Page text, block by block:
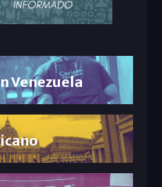
Venezuela